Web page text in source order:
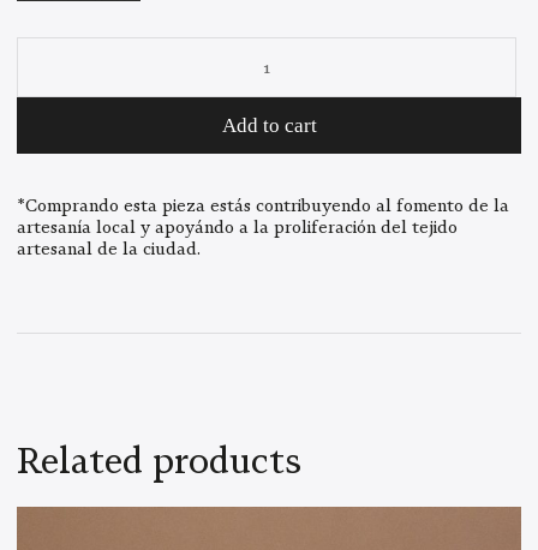
Add to cart
*Comprando esta pieza estás contribuyendo al fomento de la
artesanía local y apoyándo a la proliferación del tejido
artesanal de la ciudad.
Related products